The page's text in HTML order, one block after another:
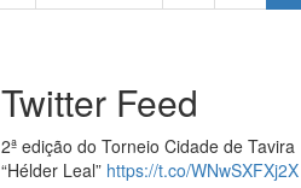
Twitter Feed
2ª edição do Torneio Cidade de Tavira
“Hélder Leal” https://t.co/WNwSXFXj2X